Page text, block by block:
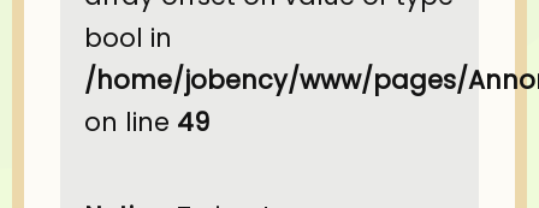
bool in
/home/jobency/www/pages/
on line 49